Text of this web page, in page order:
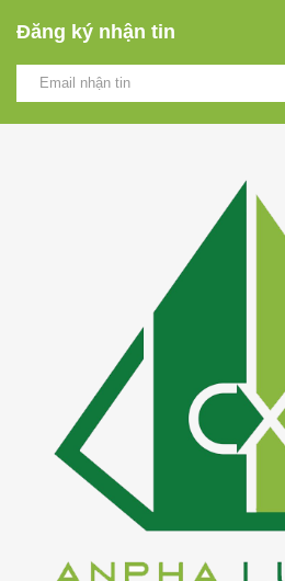
Đăng ký nhận tin